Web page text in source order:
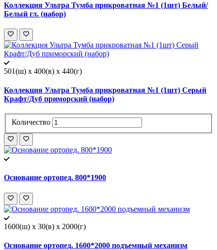
Коллекция Ультра Тумба прикроватная №1 (1шт) Белый/
Белый гл. (набор)
501(ш) x 400(в) x 440(г)
Коллекция Ультра Тумба прикроватная №1 (1шт) Серый
Крафт/Дуб приморский (набор)
Количество
Основание ортопед. 800*1900
1600(ш) x 30(в) x 2000(г)
Основание ортопед. 1600*2000 подъемный механизм